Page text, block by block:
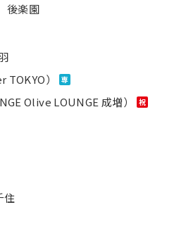
後楽園
）
専
Olive LOUNGE 成増） 祝
住